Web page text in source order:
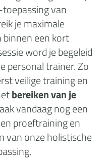
van
je maximale
een kort
word je begeleid
personal trainer. Zo
veilige training en
bereiken van je
vandaag nog een
proeftraining en
van onze holistische